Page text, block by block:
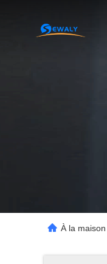
À la maison